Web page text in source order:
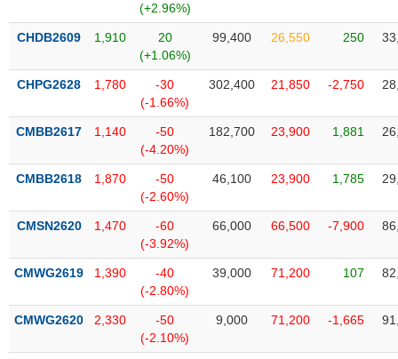
(+2.96%)
CHDB2609 1,910
20
(+1.06%)
99,400 26,550 250
CHPG2628 1,780
-30
(-1.66%)
302,400 21,850 -2,750
CMBB2617 1,140
-50
(-4.20%)
182,700 23,900 1,881
CMBB2618 1,870
-50
(-2.60%)
46,100 23,900 1,785
CMSN2620 1,470
-60
(-3.92%)
66,000 66,500 -7,900
CMWG2619 1,390
-40
(-2.80%)
39,000 71,200 107
CMWG2620 2,330
-50
(-2.10%)
9,000 71,200 -1,665
ÍCH
ĐỘNG
chứng
khoán